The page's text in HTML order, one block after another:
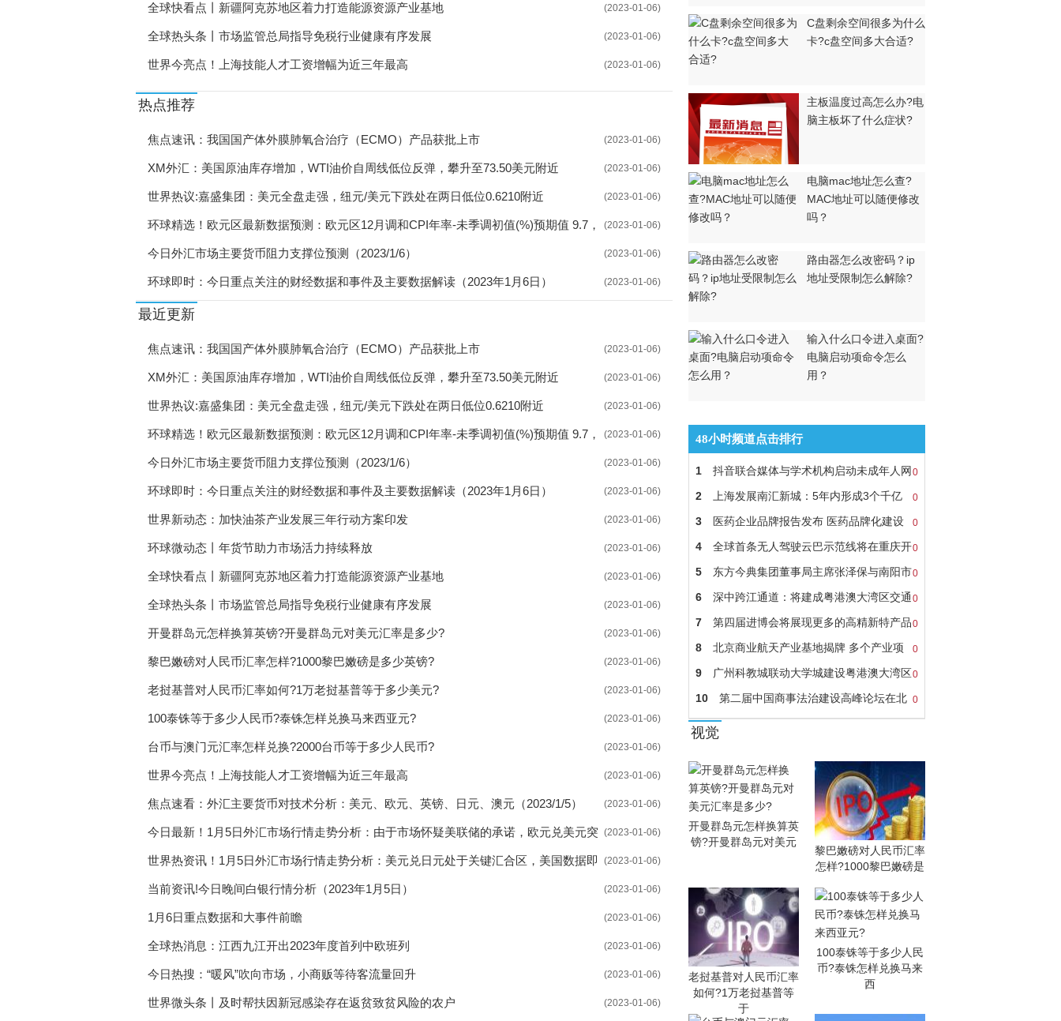
陕西省供销事业高质量发展 解决企业问题寻求破局之道
陕西自然资源厅开展安全宣传咨询日活动 接受群众咨询178人
陕西林业局研究部署高质量推进项目建设 提高资金使用效率
18个新职业信息向社会公示 指导培训机构依据标准开展培训
宁波助力产业工人成长成才 探索整合各类公共服务资源
郑州暖心举措吸引高校毕业生就业 推动创新平台人才引进
浙江“学生就业数据监测平台”上线 推进教育数字化战略行动
贵阳观山湖区直播带岗促就业 着力创新服务模式
新疆发放稳岗返还资金 扩大失业保险保障范围
钢铁行业产量下降 行业高质量发展逐渐开启
生猪养殖板块有望迎来第二轮上涨 扩张速度放缓
复盘A股历次回购热潮 价值提升效果明显
中泰证券：低估值蓝筹依然是潜在利好主线
中信建投：国有房企提质增效有望加速
(2023-01-06)
全球快看点丨新疆阿克苏地区着力打造能源资源产业基地
(2023-01-06)
全球热头条丨市场监管总局指导免税行业健康有序发展
(2023-01-06)
世界今亮点！上海技能人才工资增幅为近三年最高
热点推荐
(2023-01-06)
焦点速讯：我国国产体外膜肺氧合治疗（ECMO）产品获批上市
(2023-01-06)
XM外汇：美国原油库存增加，WTI油价自周线低位反弹，攀升至73.50美元附近
(2023-01-06)
世界热议:嘉盛集团：美元全盘走强，纽元/美元下跌处在两日低位0.6210附近
(2023-01-06)
环球精选！欧元区最新数据预测：欧元区12月调和CPI年率-未季调初值(%)预期值 9.7，
或利好欧元
(2023-01-06)
今日外汇市场主要货币阻力支撑位预测（2023/1/6）
(2023-01-06)
环球即时：今日重点关注的财经数据和事件及主要数据解读（2023年1月6日）
最近更新
(2023-01-06)
焦点速讯：我国国产体外膜肺氧合治疗（ECMO）产品获批上市
(2023-01-06)
XM外汇：美国原油库存增加，WTI油价自周线低位反弹，攀升至73.50美元附近
(2023-01-06)
世界热议:嘉盛集团：美元全盘走强，纽元/美元下跌处在两日低位0.6210附近
(2023-01-06)
环球精选！欧元区最新数据预测：欧元区12月调和CPI年率-未季调初值(%)预期值 9.7，
或利好欧元
(2023-01-06)
今日外汇市场主要货币阻力支撑位预测（2023/1/6）
(2023-01-06)
环球即时：今日重点关注的财经数据和事件及主要数据解读（2023年1月6日）
(2023-01-06)
世界新动态：加快油茶产业发展三年行动方案印发
(2023-01-06)
环球微动态丨年货节助力市场活力持续释放
(2023-01-06)
全球快看点丨新疆阿克苏地区着力打造能源资源产业基地
(2023-01-06)
全球热头条丨市场监管总局指导免税行业健康有序发展
(2023-01-06)
开曼群岛元怎样换算英镑?开曼群岛元对美元汇率是多少?
(2023-01-06)
黎巴嫩磅对人民币汇率怎样?1000黎巴嫩磅是多少英镑?
(2023-01-06)
老挝基普对人民币汇率如何?1万老挝基普等于多少美元?
(2023-01-06)
100泰铢等于多少人民币?泰铢怎样兑换马来西亚元?
(2023-01-06)
台币与澳门元汇率怎样兑换?2000台币等于多少人民币?
(2023-01-06)
世界今亮点！上海技能人才工资增幅为近三年最高
(2023-01-06)
焦点速看：外汇主要货币对技术分析：美元、欧元、英镑、日元、澳元（2023/1/5）
(2023-01-06)
今日最新！1月5日外汇市场行情走势分析：由于市场怀疑美联储的承诺，欧元兑美元突
破步履蹒跚
(2023-01-06)
世界热资讯！1月5日外汇市场行情走势分析：美元兑日元处于关键汇合区，美国数据即
将公布
(2023-01-06)
当前资讯!今日晚间白银行情分析（2023年1月5日）
(2023-01-06)
1月6日重点数据和大事件前瞻
(2023-01-06)
全球热消息：江西九江开出2023年度首列中欧班列
(2023-01-06)
今日热搜：“暖风”吹向市场，小商贩等待客流量回升
(2023-01-06)
世界微头条丨及时帮扶因新冠感染存在返贫致贫风险的农户
C盘剩余空间很多为什么
卡?c盘空间多大合适?
主板温度过高怎么办?电
脑主板坏了什么症状?
电脑mac地址怎么查?
MAC地址可以随便修改
吗？
路由器怎么改密码？ip
地址受限制怎么解除?
输入什么口令进入桌面?
电脑启动项命令怎么
用？
48小时频道点击排行
0
1 抖音联合媒体与学术机构启动未成年人网
0
2
上海发展南汇新城：5年内形成3个千亿
级
0
3 医药企业品牌报告发布 医药品牌化建设
0
4 全球首条无人驾驶云巴示范线将在重庆开
0
5 东方今典集团董事局主席张泽保与南阳市
0
6 深中跨江通道：将建成粤港澳大湾区交通
0
7 第四届进博会将展现更多的高精新特产品
0
8 北京商业航天产业基地揭牌 多个产业项
0
9 广州科教城联动大学城建设粤港澳大湾区
0
10
第二届中国商事法治建设高峰论坛在北
京
视觉
开曼群岛元怎样换算英
镑?开曼群岛元对美元
黎巴嫩磅对人民币汇率
怎样?1000黎巴嫩磅是
老挝基普对人民币汇率
如何?1万老挝基普等
于
100泰铢等于多少人民
币?泰铢怎样兑换马来
西